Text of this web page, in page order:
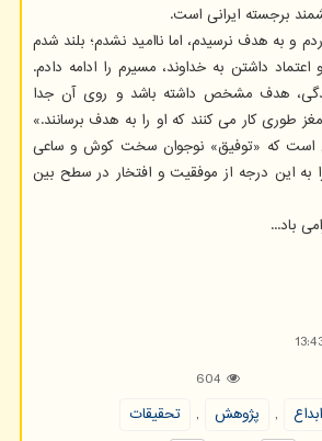
برجسته ایرانی است.
و به هدف نرسیدم، اما ناامید نشدم؛ بلند شدم
اعتماد داشتن به خداوند، مسیرم را ادامه دادم.
هدف مشخص داشته باشد و روی آن جدا
طوری کار می کنند که او را به هدف برسانند.»
است که «توفیق» نوجوان سخت کوش و ساعی
به این درجه از موفقیت و افتخار در سطح بین
باد...
604
ابداع , پژوهش ,
تحقیقات